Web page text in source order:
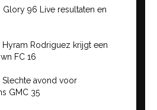
Glory 96 Live resultaten en
Hyram Rodriguez krijgt een
FC 16
Slechte avond voor
GMC 35